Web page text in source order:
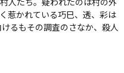
人たち。疑われたのは村の外
惹かれている巧巳、透、彩は
るもその調査のさなか、殺人